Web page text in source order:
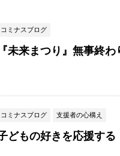
コミナスブログ
『未来まつり』無事終わ
コミナスブログ 支援者の心構え
どもの好きを応援する